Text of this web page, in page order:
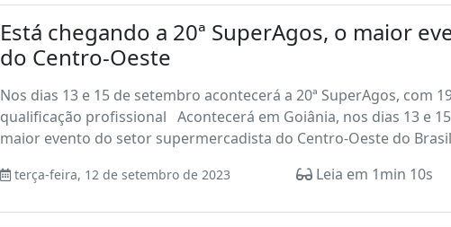
Está chegando a 20ª SuperAgos, o maior
do Centro-Oeste
Nos dias 13 e 15 de setembro acontecerá a 20ª SuperAgos, com
qualificação profissional Acontecerá em Goiânia, nos dias 13 e
maior evento do setor supermercadista do Centro-Oeste do
terça-feira, 12 de setembro de 2023 Leia em 1min 10s